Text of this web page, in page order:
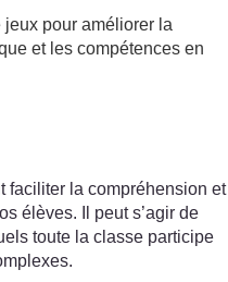
pour améliorer la
et les compétences en
faciliter la compréhension et
élèves. Il peut s’agir de
toute la classe participe